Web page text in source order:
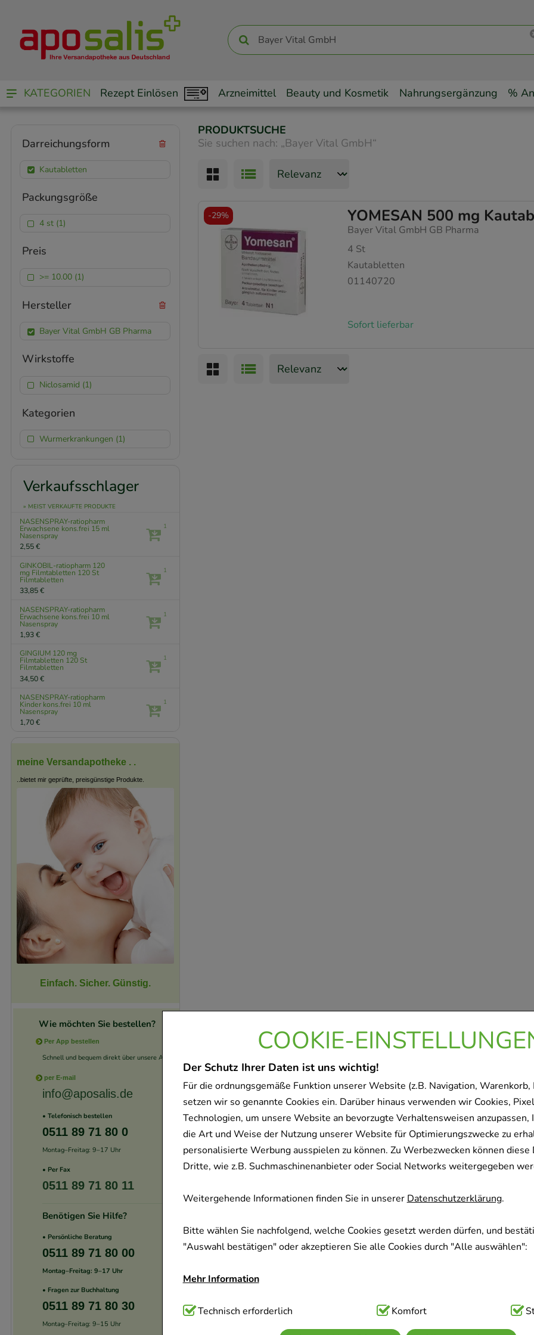
COOKIE-
Der Schutz Ihrer Daten ist uns wichtig!
Für die ordnungsgemäße Funktion unserer Website (z.B. Navigation, Warenkorb,
setzen wir so genannte Cookies ein. Darüber hinaus verwenden wir Cookies,
Technologien, um unsere Website an bevorzugte Verhaltensweisen anzupassen,
die Art und Weise der Nutzung unserer Website für Optimierungszwecke zu
personalisierte Werbung ausspielen zu können. Zu Werbezwecken können diese
Dritte, wie z.B. Suchmaschinenanbieter oder Social Networks weitergegeben
Weitergehende Informationen finden Sie in unsererDatenschutzerklärung.
Bitte wählen Sie nachfolgend, welche Cookies gesetzt werden dürfen, und
"Auswahl bestätigen" oder akzeptieren Sie alle Cookies durch "Alle auswählen":
Mehr Information
Technisch Notwendig:Hierbei handelt es sich um Cookies, die für die
Website notwendig sind (z.B. Navigation, Warenkorb, Kundenkonto), weshalb
Technisch erforderlich Komfort
KATEGORIEN Rezept Einlösen Arzneimittel Beauty und Kosmetik Nahrungsergänzung %
PRODUKTSUCHE
Sie suchen nach: „Bayer Vital GmbH“
YOMESAN 500 mg
Bayer Vital GmbH GB Pharma
4 St
Kautabletten
01140720
Sofort lieferbar
-29%
Darreichungsform
Kautabletten
Packungsgröße
4 st (1)
Preis
>= 10.00 (1)
Hersteller
Bayer Vital GmbH GB Pharma
Wirkstoffe
Niclosamid (1)
Kategorien
Wurmerkrankungen (1)
Verkaufsschlager
» MEIST VERKAUFTE PRODUKTE
NASENSPRAY-ratiopharm
Erwachsene kons.frei 15 ml
Nasenspray
2,55 €
1
GINKOBIL-ratiopharm 120
mg Filmtabletten 120 St
Filmtabletten
33,85 €
1
NASENSPRAY-ratiopharm
Erwachsene kons.frei 10 ml
Nasenspray
1,93 €
1
GINGIUM 120 mg
Filmtabletten 120 St
Filmtabletten
34,50 €
1
NASENSPRAY-ratiopharm
Kinder kons.frei 10 ml
Nasenspray
1,70 €
1
meine Versandapotheke . .
..bietet mir geprüfte, preisgünstige Produkte.
Einfach. Sicher. Günstig.
Wie möchten Sie bestellen?
Per App bestellen
Schnell und bequem direkt über unsere App.
per E-mail
info@aposalis.de
• Telefonisch bestellen
0511 89 71 80 0
Montag–Freitag: 9–17 Uhr
• Per Fax
0511 89 71 80 11
Benötigen Sie Hilfe?
• Persönliche Beratung
0511 89 71 80 00
Montag–Freitag: 9–17 Uhr
• Fragen zur Buchhaltung
0511 89 71 80 30
Montag–Freitag: 9–15 Uhr